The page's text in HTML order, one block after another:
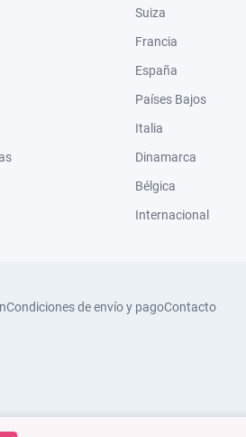
Suiza
Francia
España
Países Bajos
Italia
Dinamarca
Bélgica
Internacional
Condiciones de envío y pagoContacto